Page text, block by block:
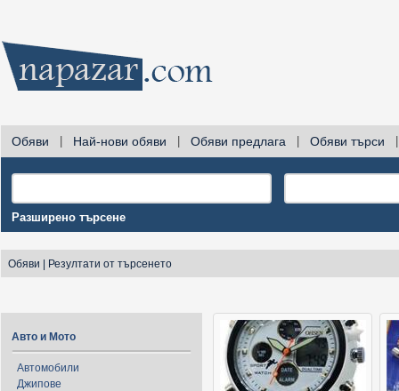
Обяви Най-нови обяви Обяви предлага Обяви търси
Разширено търсене
Обяви Резултати от търсенето
Авто и Мото
Автомобили
Джипове